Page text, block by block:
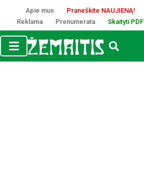
Apie mus
Praneškite NAUJIENĄ!
Reklama
Prenumerata Skaityti PDF